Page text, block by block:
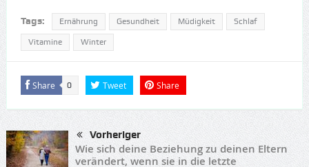
Tags: Ernährung Gesundheit Müdigkeit Schlaf
Vitamine Winter
Share 0 Tweet Share
Vorheriger
Wie sich deine Beziehung zu deinen Eltern
verändert, wenn sie in die letzte